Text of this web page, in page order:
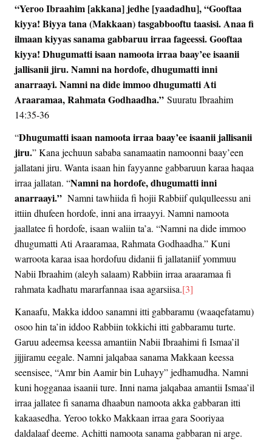
“Yeroo Ibraahim [akkana] jedhe [yaadadhu], “Gooftaa
kiyya! Biyya tana (Makkaan) tasgabbooftu taasisi. Anaa fi
ilmaan kiyyas sanama gabbaruu irraa fageessi. Gooftaa
kiyya! Dhugumatti isaan namoota irraa baay’ee isaanii
jallisanii jiru. Namni na hordofe, dhugumatti inni
anarraayi. Namni na dide immoo dhugumatti Ati
Araaramaa, Rahmata Godhaadha.” Suuratu Ibraahim
14:35-36
“Dhugumatti isaan namoota irraa baay’ee isaanii jallisanii
jiru.” Kana jechuun sababa sanamaatin namoonni baay’een
jallatani jiru. Wanta isaan hin fayyanne gabbaruun karaa haqaa
irraa jallatan. “Namni na hordofe, dhugumatti inni
anarraayi.” Namni tawhiida fi hojii Rabbiif qulqulleessu ani
ittiin dhufeen hordofe, inni ana irraayyi. Namni namoota
jaallatee fi hordofe, isaan waliin ta’a. “Namni na dide immoo
dhugumatti Ati Araaramaa, Rahmata Godhaadha.” Kuni
warroota karaa isaa hordofuu didanii fi jallataniif yommuu
Nabii Ibraahim (aleyh salaam) Rabbiin irraa araaramaa fi
rahmata kadhatu mararfannaa isaa agarsiisa.[3]
Kanaafu, Makka iddoo sanamni itti gabbaramu (waaqefatamu)
osoo hin ta’in iddoo Rabbiin tokkichi itti gabbaramu turte.
Garuu adeemsa keessa amantiin Nabii Ibraahimi fi Ismaa’il
jijjiramu eegale. Namni jalqabaa sanama Makkaan keessa
seensisee, “Amr bin Aamir bin Luhayy” jedhamudha. Namni
kuni hogganaa isaanii ture. Inni nama jalqabaa amantii Ismaa’il
irraa jallatee fi sanama dhaabun namoota akka gabbaran itti
kakaasedha. Yeroo tokko Makkaan irraa gara Sooriyaa
daldalaaf deeme. Achitti namoota sanama gabbaran ni arge.